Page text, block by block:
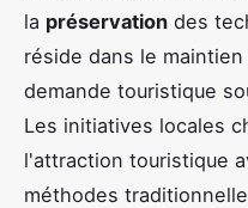
la préservation des
réside dans le
demande touristique
Les initiatives locales
l'attraction touristique
méthodes